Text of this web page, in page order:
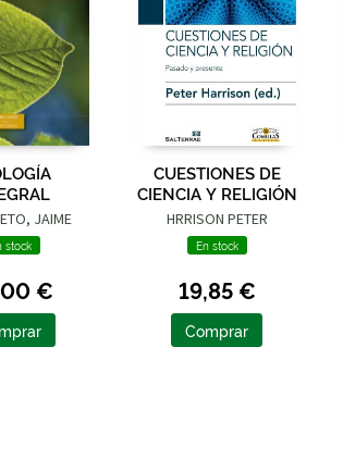
JAIME
stock
€
CUESTIONES DE
CIENCIA Y RELIGIÓN
HRRISON PETER
En stock
19,85 €
Comprar